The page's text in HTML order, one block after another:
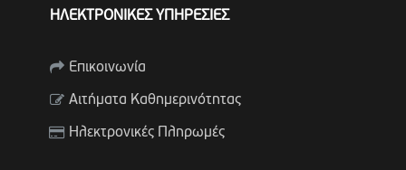
ΗΛΕΚΤΡΟΝΙΚΕΣ ΥΠΗΡΕΣΙΕΣ
Επικοινωνία
Αιτήματα Καθημερινότητας
Ηλεκτρονικές Πληρωμές